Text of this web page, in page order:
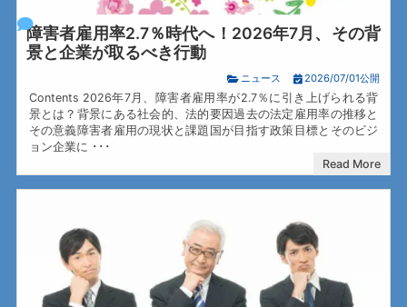
障害者雇用率2.7％時代へ！2026年7月、その背
景と企業が取るべき行動
ニュース 2026/07/01公開
Contents 2026年7月、障害者雇用率が2.7％に引き上げられる背
景とは？背景にある社会的、法的要因過去の法定雇用率の推移と
その意義障害者雇用の現状と課題国が目指す政策目標とそのビジ
ョン企業に ･･･
Read More